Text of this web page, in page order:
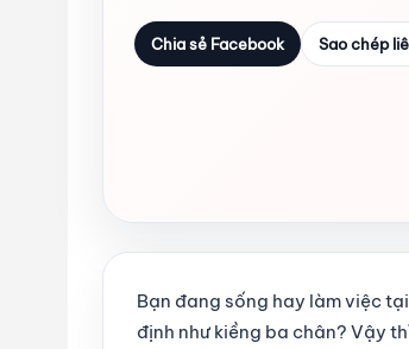
Chia sẻ Facebook Sao chép
Bạn đang sống hay làm việc
định như kiềng ba chân? Vậy